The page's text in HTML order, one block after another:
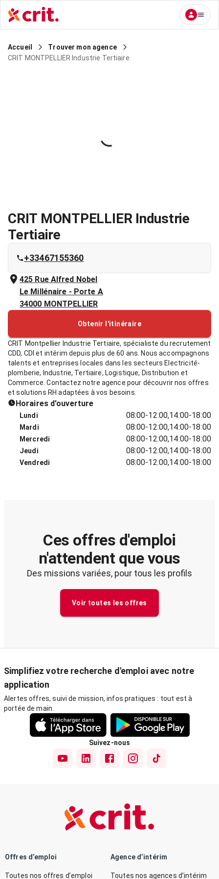
Accueil
Trouver mon agence
CRIT MONTPELLIER Industrie Tertiaire
CRIT MONTPELLIER Industrie
Tertiaire
+33467155360
425 Rue Alfred Nobel
Le Millénaire - Porte A
34000 MONTPELLIER
Obtenir l'itinéraire
CRIT Montpellier Industrie Tertiaire, spécialiste du recrutement
CDD, CDI et intérim depuis plus de 60 ans. Nous accompagnons
talents et entreprises locales dans les secteurs Electricité-
plomberie, Industrie, Tertiaire, Logistique, Distribution et
Commerce. Contactez notre agence pour découvrir nos offres
et solutions RH adaptées à vos besoins.
Horaires d'ouverture
Lundi 08:00-12:00,14:00-18:00
Mardi 08:00-12:00,14:00-18:00
Mercredi 08:00-12:00,14:00-18:00
Jeudi 08:00-12:00,14:00-18:00
Vendredi 08:00-12:00,14:00-18:00
Ces offres d'emploi
n'attendent que vous
Des missions variées, pour tous les profils
Voir toutes les offres
Simplifiez votre recherche d'emploi avec notre
application
Alertes offres, suivi de mission, infos pratiques : tout est à
portée de main.
Suivez-nous
Offres d’emploi
Toutes nos offres d’emploi
Agence d’intérim
Toutes nos agences d’intérim